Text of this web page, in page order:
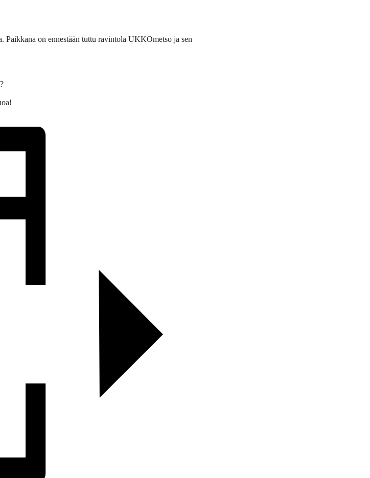
on ennestään tuttu ravintola UKKOmetso ja sen